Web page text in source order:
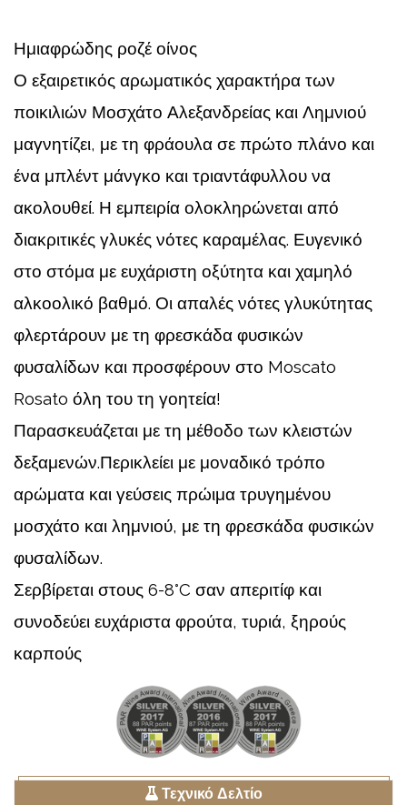
Ημιαφρώδης ροζέ οίνος
Ο εξαιρετικός αρωματικός χαρακτήρα των
ποικιλιών Μοσχάτο Αλεξανδρείας και Λημνιού
μαγνητίζει, με τη φράουλα σε πρώτο πλάνο και
ένα μπλέντ μάνγκο και τριαντάφυλλου να
ακολουθεί. Η εμπειρία ολοκληρώνεται από
διακριτικές γλυκές νότες καραμέλας. Ευγενικό
στο στόμα με ευχάριστη οξύτητα και χαμηλό
αλκοολικό βαθμό. Οι απαλές νότες γλυκύτητας
φλερτάρουν με τη φρεσκάδα φυσικών
φυσαλίδων και προσφέρουν στο Moscato
Rosato όλη του τη γοητεία!
Παρασκευάζεται με τη μέθοδο των κλειστών
δεξαμενών.Περικλείει με μοναδικό τρόπο
αρώματα και γεύσεις πρώιμα τρυγημένου
μοσχάτο και λημνιού, με τη φρεσκάδα φυσικών
φυσαλίδων.
Σερβίρεται στους 6-8°C σαν απεριτίφ και
συνοδεύει ευχάριστα φρούτα, τυριά, ξηρούς
καρπούς
Τεχνικό Δελτίο